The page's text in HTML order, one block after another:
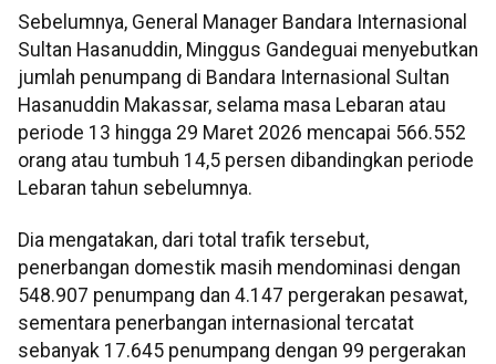
Sebelumnya, General Manager Bandara Internasional
Sultan Hasanuddin, Minggus Gandeguai menyebutkan
jumlah penumpang di Bandara Internasional Sultan
Hasanuddin Makassar, selama masa Lebaran atau
periode 13 hingga 29 Maret 2026 mencapai 566.552
orang atau tumbuh 14,5 persen dibandingkan periode
Lebaran tahun sebelumnya.
Dia mengatakan, dari total trafik tersebut,
penerbangan domestik masih mendominasi dengan
548.907 penumpang dan 4.147 pergerakan pesawat,
sementara penerbangan internasional tercatat
sebanyak 17.645 penumpang dengan 99 pergerakan